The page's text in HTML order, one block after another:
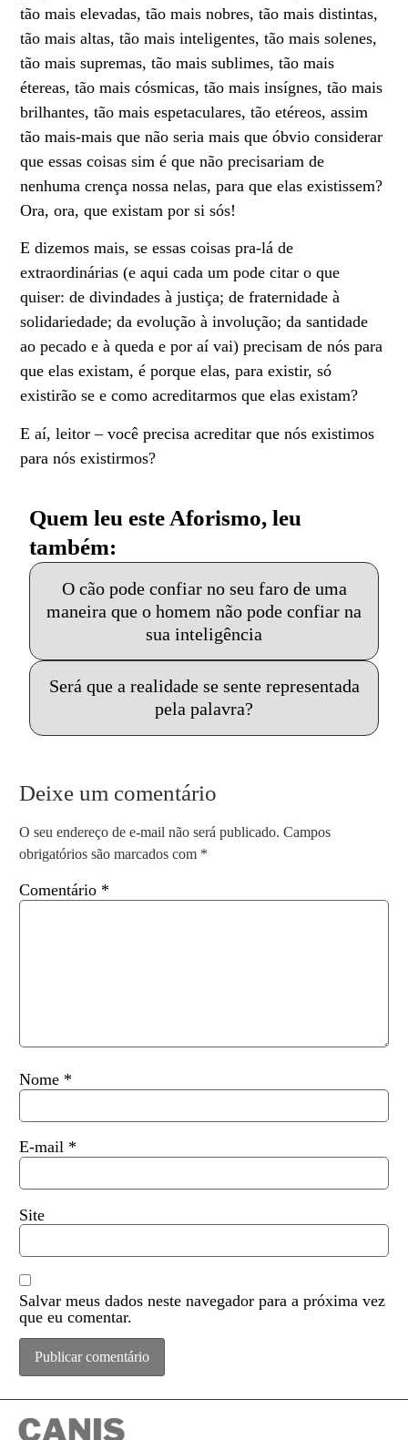
tão mais elevadas, tão mais nobres, tão mais distintas,
tão mais altas, tão mais inteligentes, tão mais solenes,
tão mais supremas, tão mais sublimes, tão mais
étereas, tão mais cósmicas, tão mais insígnes, tão mais
brilhantes, tão mais espetaculares, tão etéreos, assim
tão mais-mais que não seria mais que óbvio considerar
que essas coisas sim é que não precisariam de
nenhuma crença nossa nelas, para que elas existissem?
Ora, ora, que existam por si sós!
E dizemos mais, se essas coisas pra-lá de
extraordinárias (e aqui cada um pode citar o que
quiser: de divindades à justiça; de fraternidade à
solidariedade; da evolução à involução; da santidade
ao pecado e à queda e por aí vai) precisam de nós para
que elas existam, é porque elas, para existir, só
existirão se e como acreditarmos que elas existam?
E aí, leitor – você precisa acreditar que nós existimos
para nós existirmos?
Quem leu este Aforismo, leu
também:
O cão pode confiar no seu faro de uma
maneira que o homem não pode confiar na
sua inteligência
Será que a realidade se sente representada
pela palavra?
Deixe um comentário
O seu endereço de e-mail não será publicado. Campos
obrigatórios são marcados com *
Comentário *
Nome *
E-mail *
Site
Salvar meus dados neste navegador para a próxima vez
que eu comentar.